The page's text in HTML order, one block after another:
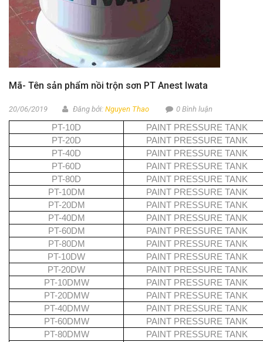
Mã- Tên sản phẩm nồi trộn sơn PT Anest Iwata
20/06/2019 Đăng bởi: Nguyen Thao 0 Bình luận
PT-10D
PAINT PRESSURE TANK
PT-20D
PAINT PRESSURE TANK
PT-40D
PAINT PRESSURE TANK
PT-60D
PAINT PRESSURE TANK
PT-80D
PAINT PRESSURE TANK
PT-10DM
PAINT PRESSURE TANK
PT-20DM
PAINT PRESSURE TANK
PT-40DM
PAINT PRESSURE TANK
PT-60DM
PAINT PRESSURE TANK
PT-80DM
PAINT PRESSURE TANK
PT-10DW
PAINT PRESSURE TANK
PT-20DW
PAINT PRESSURE TANK
PT-10DMW
PAINT PRESSURE TANK
PT-20DMW
PAINT PRESSURE TANK
PT-40DMW
PAINT PRESSURE TANK
PT-60DMW
PAINT PRESSURE TANK
PT-80DMW
PAINT PRESSURE TANK